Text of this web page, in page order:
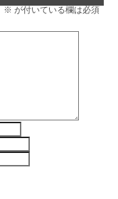
※ が付いている欄は必須